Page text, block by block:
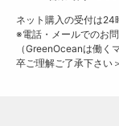
ネット購入の受付は24
※電話・メールでのお
（GreenOceanは働く
卒ご理解ご了承下さい